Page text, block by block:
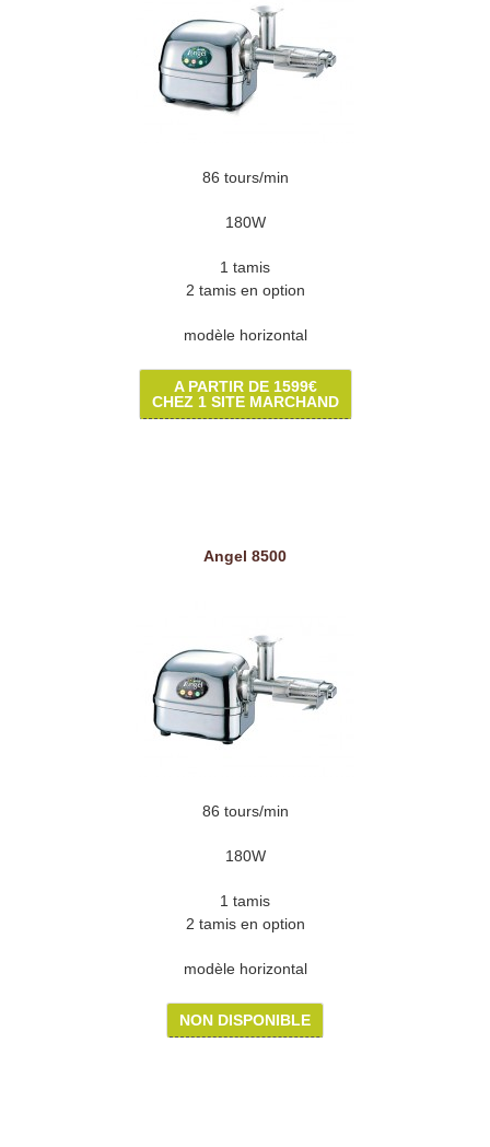
86 tours/min
180W
1 tamis
2 tamis en option
modèle horizontal
A PARTIR DE 1599€
CHEZ 1 SITE MARCHAND
Angel 8500
86 tours/min
180W
1 tamis
2 tamis en option
modèle horizontal
NON DISPONIBLE